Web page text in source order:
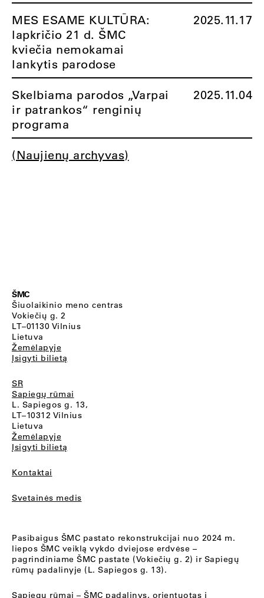
MES ESAME KULTŪRA:
lapkričio 21 d. ŠMC
kviečia nemokamai
lankytis parodose
2025.11.17
Skelbiama parodos „Varpai
ir patrankos“ renginių
programa
2025.11.04
(Naujienų archyvas)
ŠMC
Šiuolaikinio meno centras
Vokiečių g. 2
LT–01130 Vilnius
Lietuva
Žemėlapyje
Įsigyti bilietą
SR
Sapiegų rūmai
L. Sapiegos g. 13,
LT–10312 Vilnius
Lietuva
Žemėlapyje
Įsigyti bilietą
Kontaktai
Svetainės medis
Pasibaigus ŠMC pastato rekonstrukcijai nuo 2024 m.
liepos ŠMC veiklą vykdo dviejose erdvėse –
pagrindiniame ŠMC pastate (Vokiečių g. 2) ir Sapiegų
rūmų padalinyje (L. Sapiegos g. 13).
Sapiegų rūmai – ŠMC padalinys, orientuotas į